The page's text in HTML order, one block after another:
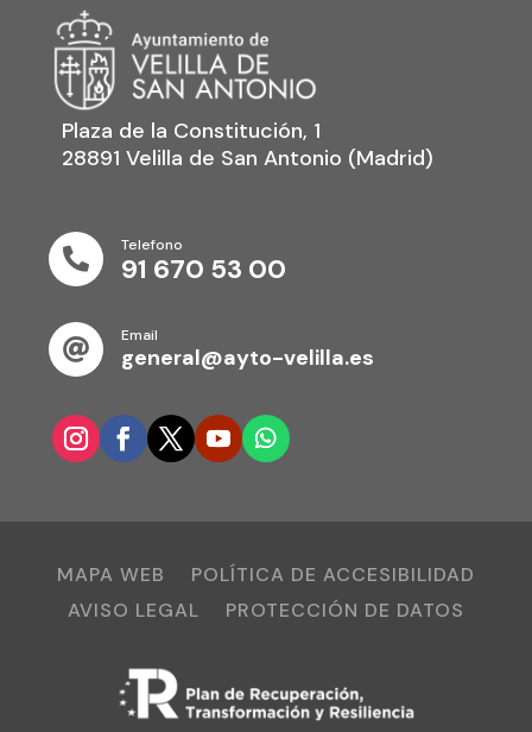
Plaza de la Constitución, 1
28891 Velilla de San Antonio (Madrid)

Telefono
91 670 53 00

Email
general@ayto-velilla.es
MAPA WEB
POLÍTICA DE ACCESIBILIDAD
AVISO LEGAL
PROTECCIÓN DE DATOS